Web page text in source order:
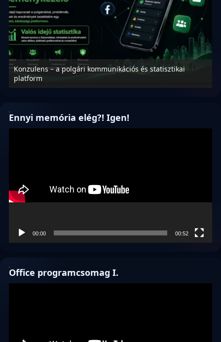
Konzulens – a polgári kommunikációs és statisztikai
platform
Ennyi memória elég?! Igen!
00:00 00:52
Office programcsomag I.